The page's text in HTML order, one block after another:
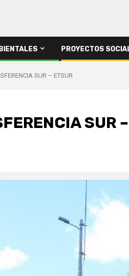
PROYECTOS
SUR – ETSUR
SUR